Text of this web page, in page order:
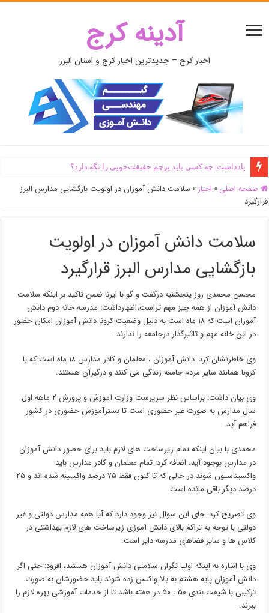
آدینه کرج
اخبار کرج – جدیدترین اخبار کرج و استان البرز
یادداشت| ‌چه کسی باید پرچم حقیقت‌جویی را نگه دارد؟
صفحه اصلی » اخبار » سلامت دانش آموزان در اولویت بازگشایی مدارس البرز
قرارگیرد
سلامت دانش آموزان در اولویت
بازگشایی مدارس البرز قرارگیرد
محسن محمدی روز پنجشنبه درگفت و گو با ایرنا ضمن تاکید بر اینکه سلامت
دانش آموزان از همه چیز مهم تراست،اظهارداشت: مدرسه خانه دوم دانش
آموزان است که ۱۸ ماه است به دلیل وضعیت کرونا دانش آموزان امکان حضور
در این خانه مهم و تاثیرگذار درجامعه را ندارند.
وی خاطرنشان کرد: دانش آموزان ، معلمان و کادر مدارس ۱۸ ماه است که با
کرونا همانند سایر مردم جامعه زندگی می کنند و درگیرآن هستند.
وی بیان داشت: براساس نظر سرپرست وزارت آموزش و پرورش ۲ ماهه اول
سال مدارس به صورت غیر حضوری است تا بسترآموزش حضوری در کشور
فراهم آید.
محمدی با بیان اینکه تمام زیرساخت های لازم باید برای حضور دانش آموزان
در مدارس بوجود آید، اضافه کرد: تمام معلمان و کادر مدارس باید
واکسیناسیون شوند در حالی که تا کنون فقط ۷۵ درصد واکسینه شده اند و ۲۵
درصد دیگر باقی مانده است.
وی تصریح کرد: جای این سوال نیز وجود دارد که آیا همه مدارس دولتی و غیر
دولتی با توجه به تراکم بالای دانش آموزی زیرساخت های لازم بهداشتی در
کلاس ها و سایر فضاهای مدرسه دایر است.
وی با اشاره به اینکه اولیا نگران سلامتی دانش آموزان هستند، افزود: حتی اگر
دانش آموزان پایه هشتم به بالا واکسن زده شوند باید حضورشان به صورت
ترکیبی با شیفت بندی ۵۰ ، ۵۰ در هفته باشد تا از خدمات آموزشی بهره لازم را
ببرند.